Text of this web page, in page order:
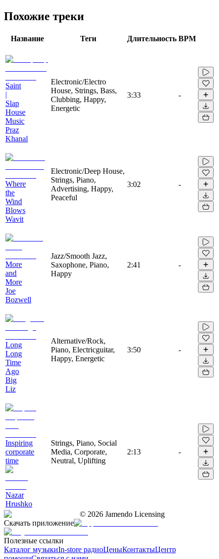
Похожие треки
Название Теги Длительность BPM
Saint
|
Slap
House
Music
Praz
Khanal
Electronic/Electro
House, Strings, Bass,
Clubbing, Happy,
Energetic
3:33 -
Where
the
Wind
Blows
Wavit
Electronic/Deep House,
Strings, Piano,
Advertising, Happy,
Peaceful
3:02 -
More
and
More
Joe
Bozwell
Jazz/Smooth Jazz,
Saxophone, Piano,
Happy
2:41 -
Long
Long
Time
Ago
Big
Liz
Alternative/Rock,
Piano, Electricguitar,
Happy, Energetic
3:50 -
Inspiring
corporate
time
Nazar
Hrushko
Strings, Piano, Social
Media, Corporate,
Neutral, Uplifting
2:13 -
© 2026 Jamendo Licensing
Скачать приложение
Полезные ссылки
Каталог музыкиIn-store радиоЦеныКонтактыЦентр